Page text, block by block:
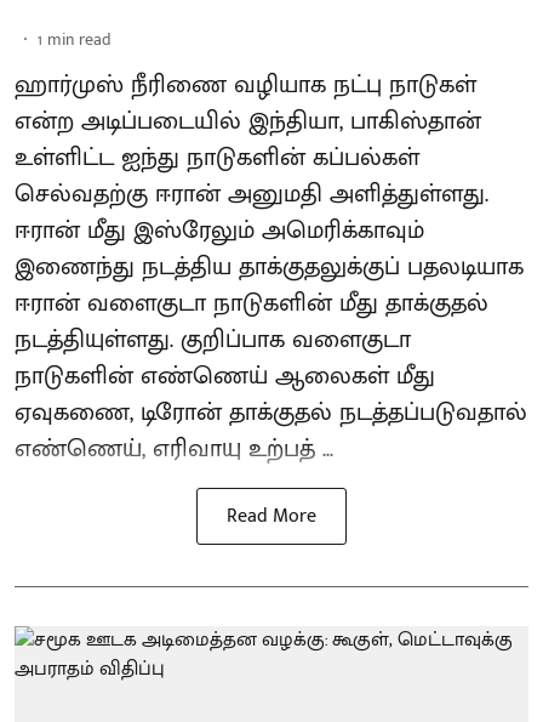
1 min read
ஹார்முஸ் நீரிணை வழியாக நட்பு நாடுகள்
என்ற அடிப்படையில் இந்தியா, பாகிஸ்தான்
உள்ளிட்ட ஐந்து நாடுகளின் கப்பல்கள்
செல்வதற்கு ஈரான் அனுமதி அளித்துள்ளது.
ஈரான் மீது இஸ்ரேலும் அமெரிக்காவும்
இணைந்து நடத்திய தாக்குதலுக்குப் பதலடியாக
ஈரான் வளைகுடா நாடுகளின் மீது தாக்குதல்
நடத்தியுள்ளது. குறிப்பாக வளைகுடா
நாடுகளின் எண்ணெய் ஆலைகள் மீது
ஏவுகணை, டிரோன் தாக்குதல் நடத்தப்படுவதால்
எண்ணெய், எரிவாயு உற்பத் ...
Read More